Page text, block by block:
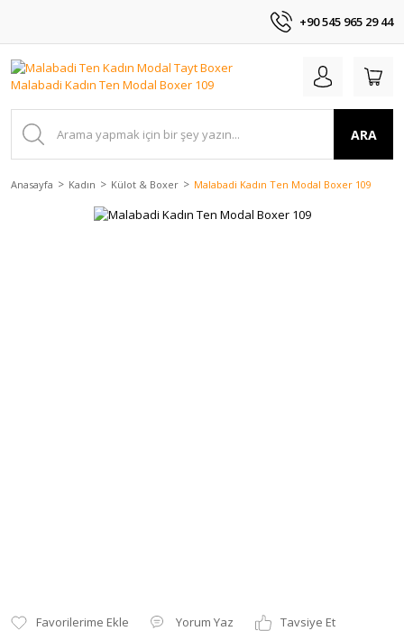
+90 545 965 29 44
ARA
Anasayfa Kadın Külot & Boxer Malabadi Kadın Ten Modal Boxer 109
Yorum Yaz
Tavsiye Et